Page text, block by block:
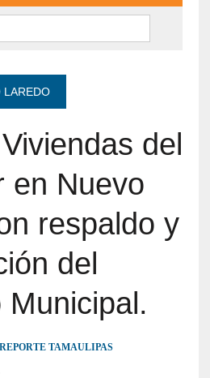
LAREDO
del
en Nuevo
respaldo y
del
TAMAULIPAS